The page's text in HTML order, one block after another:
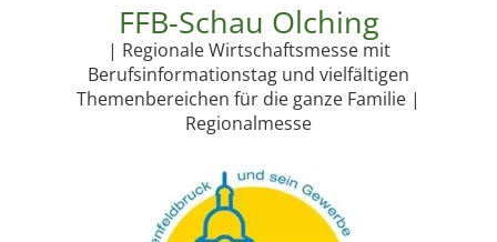
FFB-Schau Olching
| Regionale Wirtschaftsmesse mit
Berufsinformationstag und vielfältigen
Themenbereichen für die ganze Familie |
Regionalmesse